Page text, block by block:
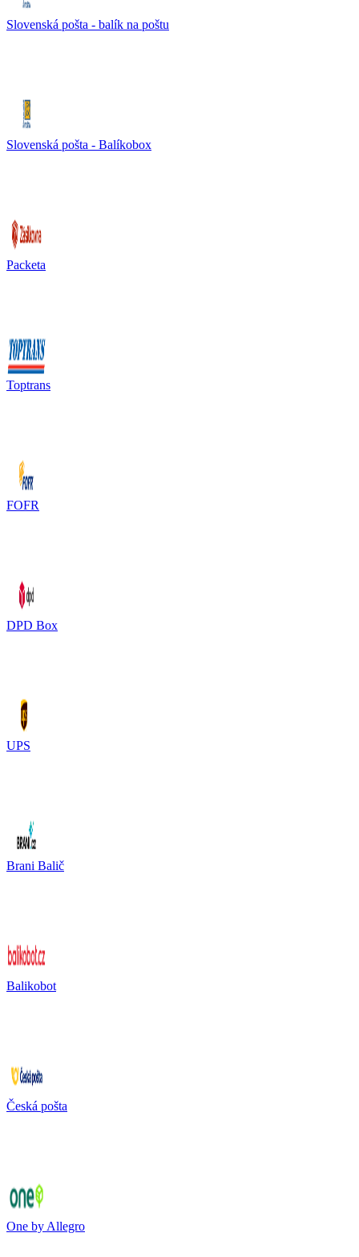
Slovenská pošta - balík na poštu
Slovenská pošta - Balíkobox
Packeta
Toptrans
FOFR
DPD Box
UPS
Brani Balič
Balikobot
Česká pošta
One by Allegro